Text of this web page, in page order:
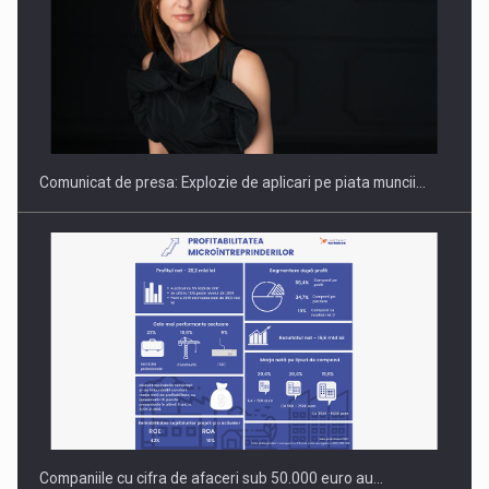
PUTTING ROMANIAN CORPORATE COMPANIES ON THE
INTERNATIONAL BUSINESS SCENE
Comunicat de presa: Explozie de aplicari pe piata muncii…
Companiile cu cifra de afaceri sub 50.000 euro au…